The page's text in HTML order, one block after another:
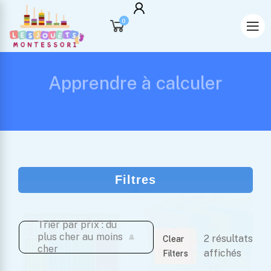
0
Apprendre à calculer
Couteau Montessori
Pour Enfants :
Sécurité Et
Filtres
Trier par prix : du
plus cher au moins
cher
Clear
Filters
2 résultats
affichés